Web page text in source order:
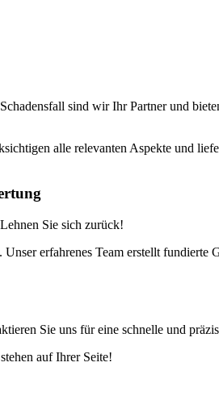
sind wir Ihr Partner und
alle relevanten Aspekte und
Sie sich zurück!
erfahrenes Team erstellt
Sie uns für eine schnelle und
auf Ihrer Seite!